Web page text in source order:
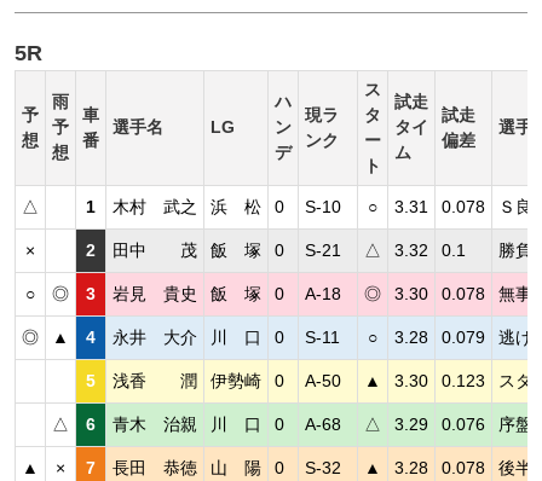
5R
予
想
雨
予
想
車
番
選手名 LG
ハ
ン
デ
現ラ
ンク
ス
タ
ー
ト
試走
タイ
ム
試走
偏差
選手
△ 1 木村 武之 浜 松 0 S-10 ○ 3.31 0.078 Ｓ良
× 2 田中 茂 飯 塚 0 S-21 △ 3.32 0.1 勝負
○ ◎ 3 岩見 貴史 飯 塚 0 A-18 ◎ 3.30 0.078 無事
◎ ▲ 4 永井 大介 川 口 0 S-11 ○ 3.28 0.079 逃げ
5 浅香 潤 伊勢崎 0 A-50 ▲ 3.30 0.123 スタ
△ 6 青木 治親 川 口 0 A-68 △ 3.29 0.076 序盤
▲ × 7 長田 恭徳 山 陽 0 S-32 ▲ 3.28 0.078 後半